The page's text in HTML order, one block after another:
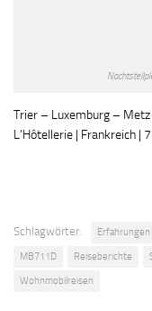
Trier – Luxemburg –
L’Hôtellerie | Frankreich |
Schlagwörter: Erfahrungen
MB711D Reiseberichte
Wohnmobilreisen